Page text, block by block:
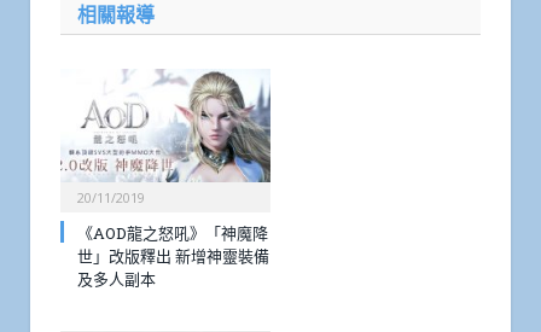
相關報導
20/11/2019
《AOD龍之怒吼》「神魔降
世」改版釋出 新增神靈裝備
及多人副本